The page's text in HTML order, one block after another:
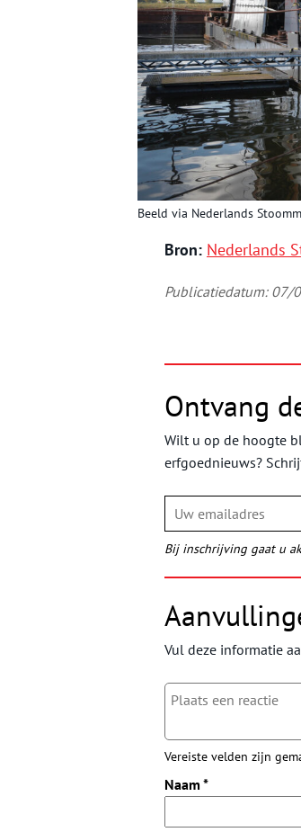
Beeld via Nederlands
Bron: Nederlands
Publicatiedatum: 07/
Ontvang
Wilt u op de hoogte
erfgoednieuws?
Bij inschrijving gaat u
Vul deze informatie
Vereiste velden zijn
Naam *